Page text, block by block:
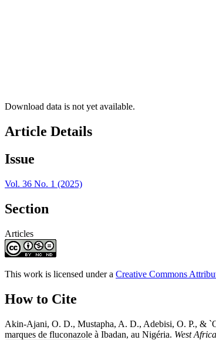
Download data is not yet available.
Article Details
Issue
Vol. 36 No. 1 (2025)
Section
Articles
This work is licensed under a Creative Commons
How to Cite
Akin-Ajani, O. D., Mustapha, A. D., Adebisi, O. P., &
marques de fluconazole à Ibadan, au Nigéria. West